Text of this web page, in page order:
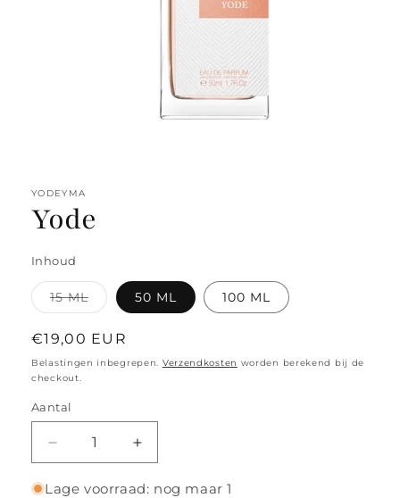
openen
modaal
YODEYMA
Yode
Inhoud
15 MLVariant
uitverkocht
niet
beschikbaar
50 ML 100 ML
Normale
prijs
€19,00 EUR
Belastingen inbegrepen. Verzendkosten worden berekend bij de
checkout.
Aantal
Aantal
verlagen
voor
Aantal
verhogen
voor
Lage voorraad: nog maar 1